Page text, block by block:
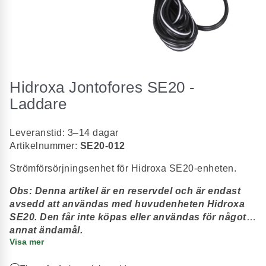
början
av
Hidroxa Jontofores SE20 -
Laddare
Leveranstid: 3–14 dagar
Artikelnummer: SE20-012
Strömförsörjningsenhet för Hidroxa SE20-enheten.
Obs: Denna artikel är en reservdel och är endast
avsedd att användas med huvudenheten Hidroxa
SE20. Den får inte köpas eller användas för något
annat ändamål.
Visa mer